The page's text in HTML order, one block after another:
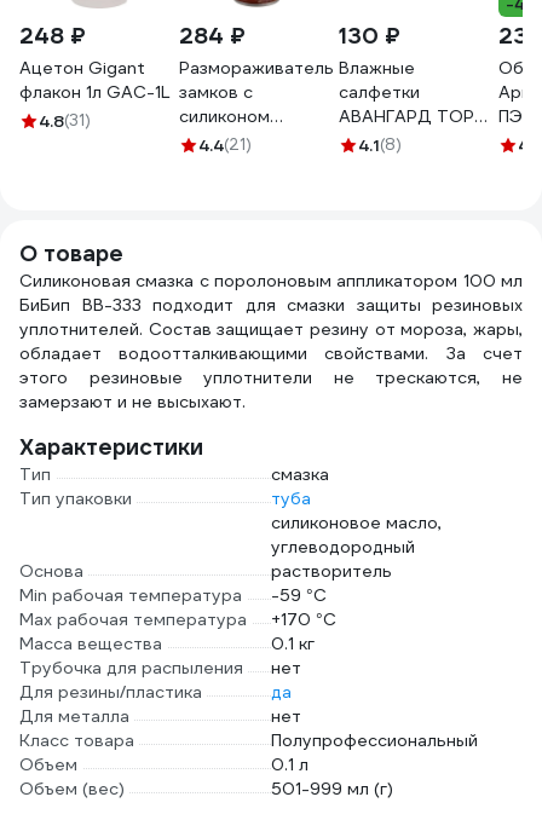
248 ₽
Ацетон Gigant
флакон 1л GAC-1L
4.8(31)
284 ₽
Размораживатель
замков с
силиконом
ELTRANS
4.4(21)
130 ₽
Влажные
салфетки
АВАНГАРД TOP
GEAR
4.1(8)
-
ПЭТ
4.8
О товаре
Силиконовая смазка с поролоновым аппликатором 100 мл
БиБип BB-333 подходит для смазки защиты резиновых
уплотнителей. Состав защищает резину от мороза, жары,
обладает водоотталкивающими свойствами. За счет
этого резиновые уплотнители не трескаются, не
замерзают и не высыхают.
Характеристики
Тип
смазка
Тип упаковки
туба
Основа
силиконовое масло,
углеводородный
растворитель
Min рабочая температура
-59 °С
Max рабочая температура
+170 °С
Масса вещества
0.1 кг
Трубочка для распыления
нет
Для резины/пластика
да
Для металла
нет
Класс товара
Полупрофессиональный
Объем
0.1 л
Объем (вес)
501-999 мл (г)